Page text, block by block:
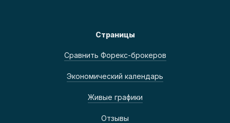
Страницы
Сравнить Форекс-брокеров
Экономический календарь
Живые графики
Отзывы